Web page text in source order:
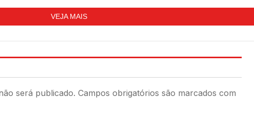
programação de
VEJA MAIS
será publicado. Campos obrigatórios são marcados com